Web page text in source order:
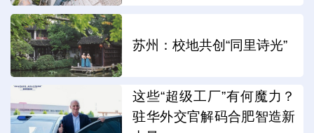
苏州：校地共创“同里诗光”
这些“超级工厂”有何魔力？
驻华外交官解码合肥智造新